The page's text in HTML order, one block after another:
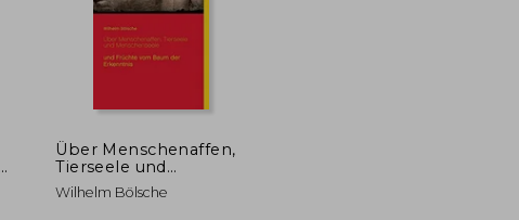
$ 24.99 dcto.
Über Menschenaffen,
Tierseele und
Menschenseele: Und
Früchte vom Baum
Wilhelm Bölsche